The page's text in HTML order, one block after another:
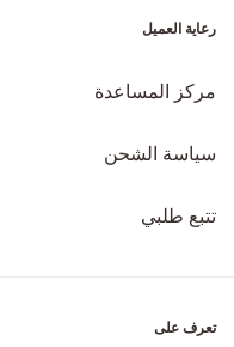
رعاية العميل
مركز المساعدة
سياسة الشحن
تتبع طلبي
تعرف على